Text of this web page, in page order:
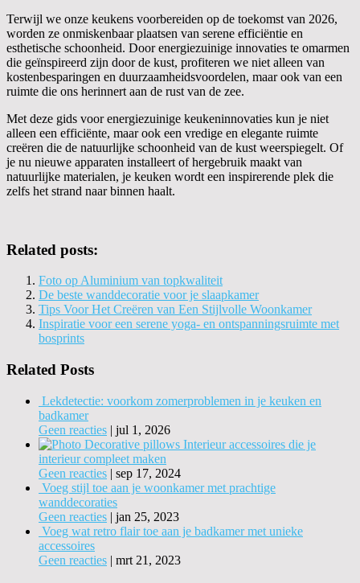
Terwijl we onze keukens voorbereiden op de toekomst van 2026,
worden ze onmiskenbaar plaatsen van serene efficiëntie en
esthetische schoonheid. Door energiezuinige innovaties te omarmen
die geïnspireerd zijn door de kust, profiteren we niet alleen van
kostenbesparingen en duurzaamheidsvoordelen, maar ook van een
ruimte die ons herinnert aan de rust van de zee.
Met deze gids voor energiezuinige keukeninnovaties kun je niet
alleen een efficiënte, maar ook een vredige en elegante ruimte
creëren die de natuurlijke schoonheid van de kust weerspiegelt. Of
je nu nieuwe apparaten installeert of hergebruik maakt van
natuurlijke materialen, je keuken wordt een inspirerende plek die
zelfs het strand naar binnen haalt.
Related posts:
Foto op Aluminium van topkwaliteit
De beste wanddecoratie voor je slaapkamer
Tips Voor Het Creëren van Een Stijlvolle Woonkamer
Inspiratie voor een serene yoga- en ontspanningsruimte met
bosprints
Related Posts
Lekdetectie: voorkom zomerproblemen in je keuken en
badkamer
Geen reacties | jul 1, 2026
Interieur accessoires die je
interieur compleet maken
Geen reacties | sep 17, 2024
Voeg stijl toe aan je woonkamer met prachtige
wanddecoraties
Geen reacties | jan 25, 2023
Voeg wat retro flair toe aan je badkamer met unieke
accessoires
Geen reacties | mrt 21, 2023